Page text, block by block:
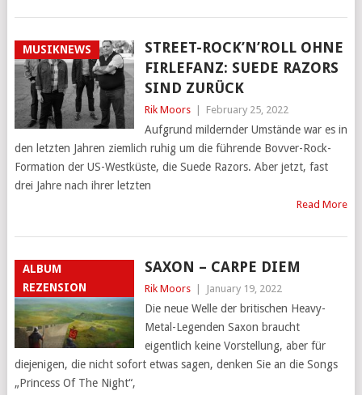
MUSIKNEWS
STREET-ROCK’N’ROLL OHNE
FIRLEFANZ: SUEDE RAZORS
SIND ZURÜCK
Rik Moors February 25, 2022
Aufgrund mildernder Umstände war es in
den letzten Jahren ziemlich ruhig um die führende Bovver-Rock-
Formation der US-Westküste, die Suede Razors. Aber jetzt, fast
drei Jahre nach ihrer letzten
Read More
ALBUM
REZENSION
SAXON – CARPE DIEM
Rik Moors January 19, 2022
Die neue Welle der britischen Heavy-
Metal-Legenden Saxon braucht
eigentlich keine Vorstellung, aber für
diejenigen, die nicht sofort etwas sagen, denken Sie an die Songs
„Princess Of The Night“,